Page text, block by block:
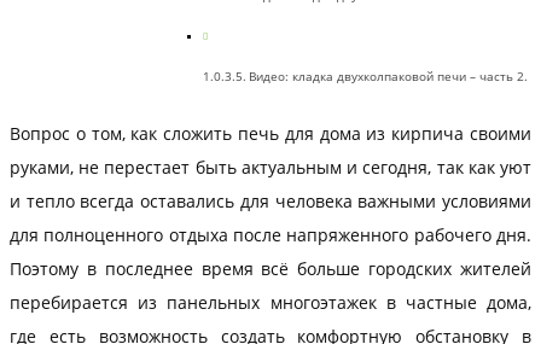
Видео: кладка двухколпаковой печи – часть 2.
Вопрос о том, как сложить печь для дома из кирпича своими
руками, не перестает быть актуальным и сегодня, так как уют
и тепло всегда оставались для человека важными условиями
для полноценного отдыха после напряженного рабочего дня.
Поэтому в последнее время всё больше городских жителей
перебирается из панельных многоэтажек в частные дома,
где есть возможность создать комфортную обстановку в